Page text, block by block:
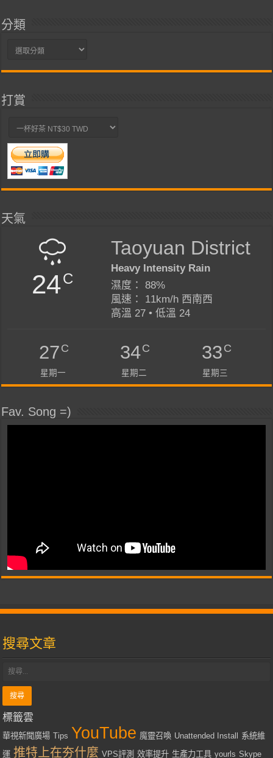
分類
分
打賞
天氣
24C
Taoyuan District
Heavy Intensity Rain
濕度： 88%
風速： 11km/h 西南西
高溫 27 • 低溫 24
27C
星期一
34C
星期二
33C
星期三
Fav. Song =)
搜尋文章
標籤雲
華視新聞廣場 Tips YouTube 魔靈召喚 Unattended Install
系統維
運 推特上在夯什麼 VPS評測 效率提升 生產力工具 yourls Skype